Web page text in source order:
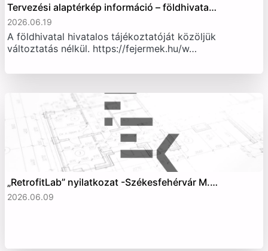
Tervezési alaptérkép információ – földhivata…
2026.06.19
A földhivatal hivatalos tájékoztatóját közöljük
változtatás nélkül. https://fejermek.hu/w…
„RetrofitLab” nyilatkozat -Székesfehérvár M.…
2026.06.09